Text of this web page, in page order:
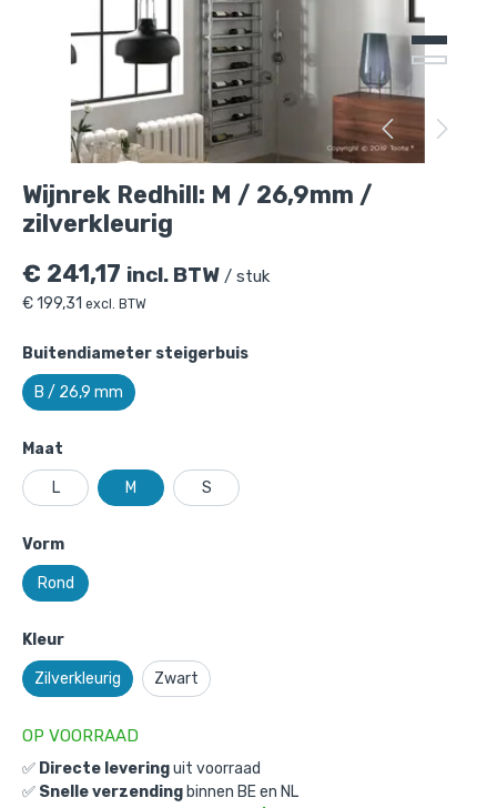
Wijnrek Redhill: M / 26,9mm /
zilverkleurig
€ 241,17 incl. BTW / stuk
€199,31 excl. BTW
Buitendiameter steigerbuis
B / 26,9 mm
Maat
L M S
Vorm
Rond
Kleur
Zilverkleurig Zwart
OP VOORRAAD
✅ Directe leveringuit voorraad
✅ Snelle verzending binnen BE en NL
winkelmandje